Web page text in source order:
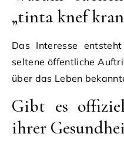
„tinta knef
Das Interesse
seltene öffentliche
über das Leben
Gibt es
ihrer